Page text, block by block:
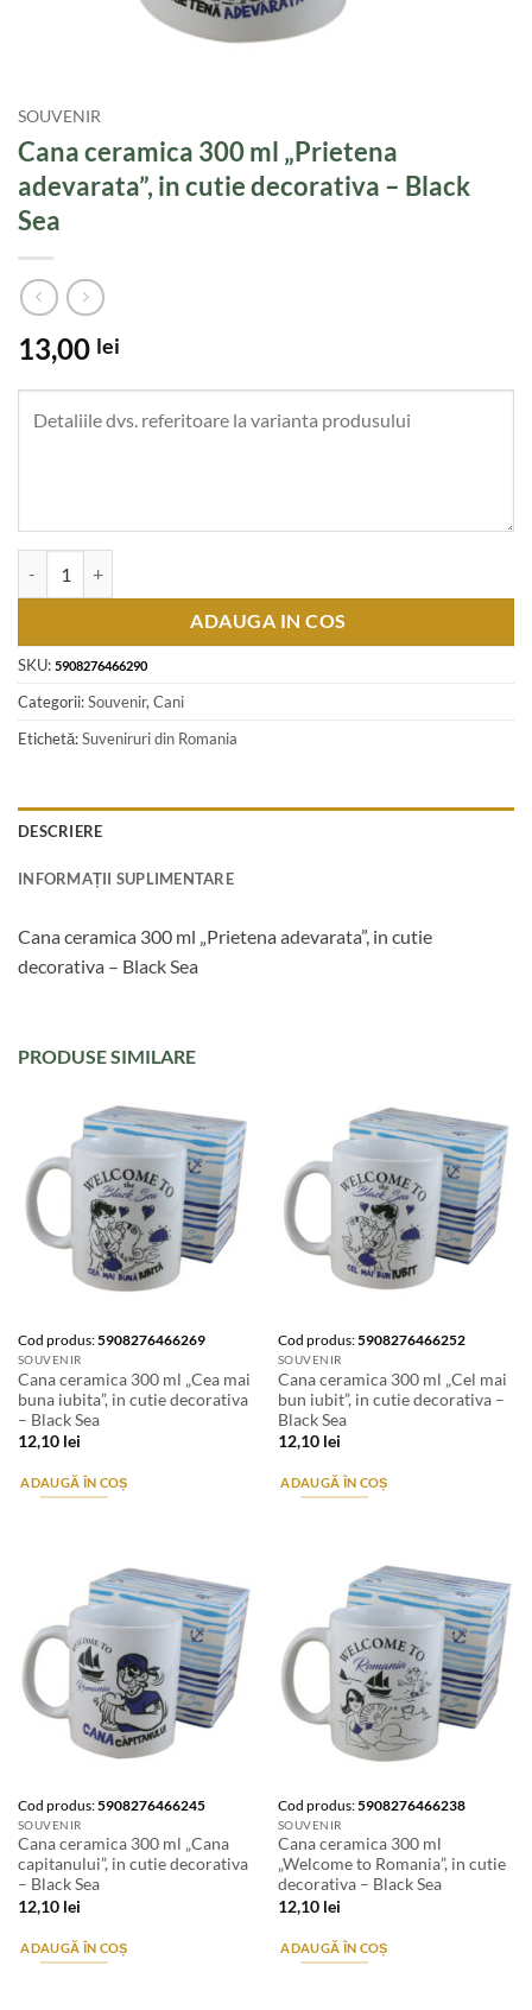
SOUVENIR
Cana ceramica 300 ml „Prietena
adevarata”, in cutie decorativa – Black
Sea
13,00 lei
ADAUGA IN COS
SKU: 5908276466290
Categorii:Souvenir, Cani
Etichetă:Suveniruri din Romania
DESCRIERE
INFORMAȚII SUPLIMENTARE
Cana ceramica 300 ml „Prietena adevarata”, in cutie
decorativa – Black Sea
PRODUSE SIMILARE
Cod produs:5908276466269
SOUVENIR
Cana ceramica 300 ml „Cea mai
buna iubita”, in cutie decorativa
– Black Sea
12,10 lei
ADAUGĂ ÎN COȘ
Cod produs:5908276466252
SOUVENIR
Cana ceramica 300 ml „Cel mai
bun iubit”, in cutie decorativa –
Black Sea
12,10 lei
ADAUGĂ ÎN COȘ
Cod produs:5908276466245
SOUVENIR
Cana ceramica 300 ml „Cana
capitanului”, in cutie decorativa
– Black Sea
12,10 lei
ADAUGĂ ÎN COȘ
Cod produs:5908276466238
SOUVENIR
Cana ceramica 300 ml
„Welcome to Romania”, in cutie
decorativa – Black Sea
12,10 lei
ADAUGĂ ÎN COȘ